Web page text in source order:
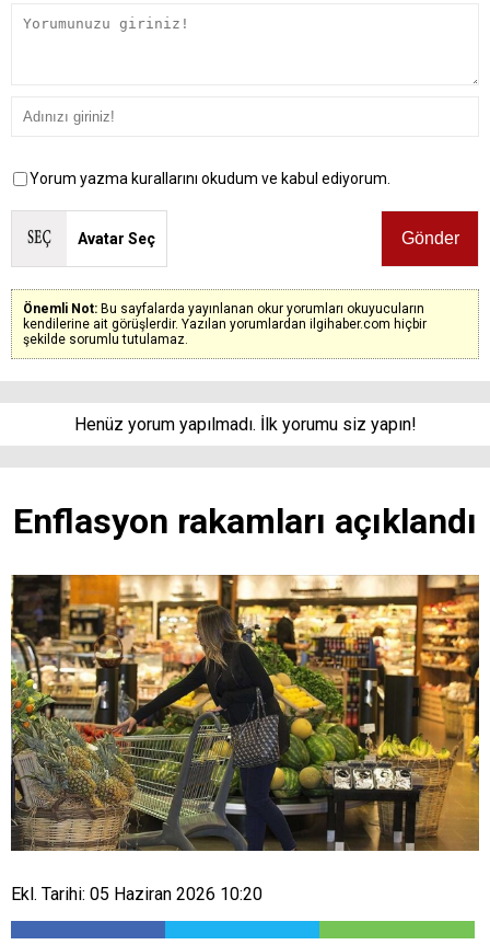
Yorum yazma kurallarını okudum ve kabul ediyorum.
Avatar Seç
Önemli Not: Bu sayfalarda yayınlanan okur yorumları okuyucuların
kendilerine ait görüşlerdir. Yazılan yorumlardan ilgihaber.com hiçbir
şekilde sorumlu tutulamaz.
Henüz yorum yapılmadı. İlk yorumu siz yapın!
Enflasyon rakamları açıklandı
Ekl. Tarihi: 05 Haziran 2026 10:20